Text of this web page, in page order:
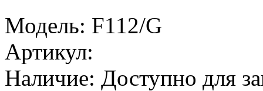
Модель: F112/G
Артикул:
Наличие: Доступно для